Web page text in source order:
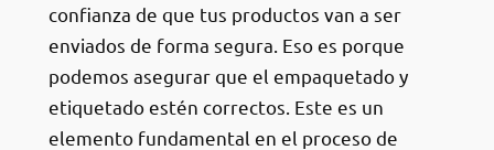
confianza de que tus productos van a ser
enviados de forma segura. Eso es porque
podemos asegurar que el empaquetado y
etiquetado estén correctos. Este es un
elemento fundamental en el proceso de